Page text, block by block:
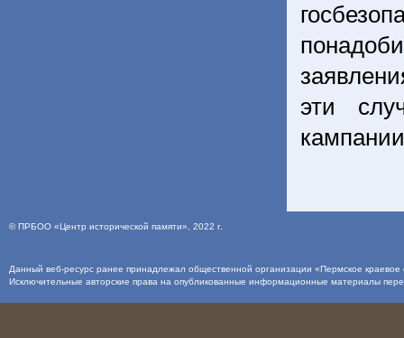
эти
©ПРБОО «Центр исторической памяти» , 2022 г.
Данный веб-ресурс ранее принадлежал общественной организации «Пермское
Исключительные авторские права на опубликованные информационные материалы